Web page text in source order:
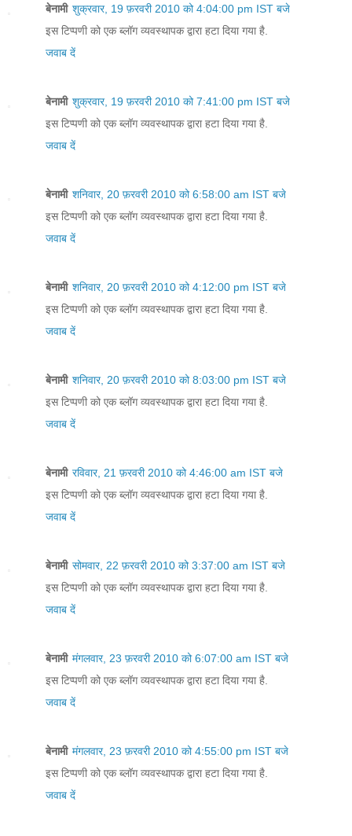
बेनामी शुक्रवार, 19 फ़रवरी 2010 को 4:04:00 pm IST बजे
इस टिप्पणी को एक ब्लॉग व्यवस्थापक द्वारा हटा दिया गया है.
जवाब दें
बेनामी शुक्रवार, 19 फ़रवरी 2010 को 7:41:00 pm IST बजे
इस टिप्पणी को एक ब्लॉग व्यवस्थापक द्वारा हटा दिया गया है.
जवाब दें
बेनामी शनिवार, 20 फ़रवरी 2010 को 6:58:00 am IST बजे
इस टिप्पणी को एक ब्लॉग व्यवस्थापक द्वारा हटा दिया गया है.
जवाब दें
बेनामी शनिवार, 20 फ़रवरी 2010 को 4:12:00 pm IST बजे
इस टिप्पणी को एक ब्लॉग व्यवस्थापक द्वारा हटा दिया गया है.
जवाब दें
बेनामी शनिवार, 20 फ़रवरी 2010 को 8:03:00 pm IST बजे
इस टिप्पणी को एक ब्लॉग व्यवस्थापक द्वारा हटा दिया गया है.
जवाब दें
बेनामी रविवार, 21 फ़रवरी 2010 को 4:46:00 am IST बजे
इस टिप्पणी को एक ब्लॉग व्यवस्थापक द्वारा हटा दिया गया है.
जवाब दें
बेनामी सोमवार, 22 फ़रवरी 2010 को 3:37:00 am IST बजे
इस टिप्पणी को एक ब्लॉग व्यवस्थापक द्वारा हटा दिया गया है.
जवाब दें
बेनामी मंगलवार, 23 फ़रवरी 2010 को 6:07:00 am IST बजे
इस टिप्पणी को एक ब्लॉग व्यवस्थापक द्वारा हटा दिया गया है.
जवाब दें
बेनामी मंगलवार, 23 फ़रवरी 2010 को 4:55:00 pm IST बजे
इस टिप्पणी को एक ब्लॉग व्यवस्थापक द्वारा हटा दिया गया है.
जवाब दें